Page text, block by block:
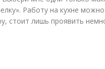
Работу на кухне
стоит лишь проявить